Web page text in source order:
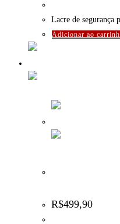
Lacre de segurança
Adicionar ao
R$499,90